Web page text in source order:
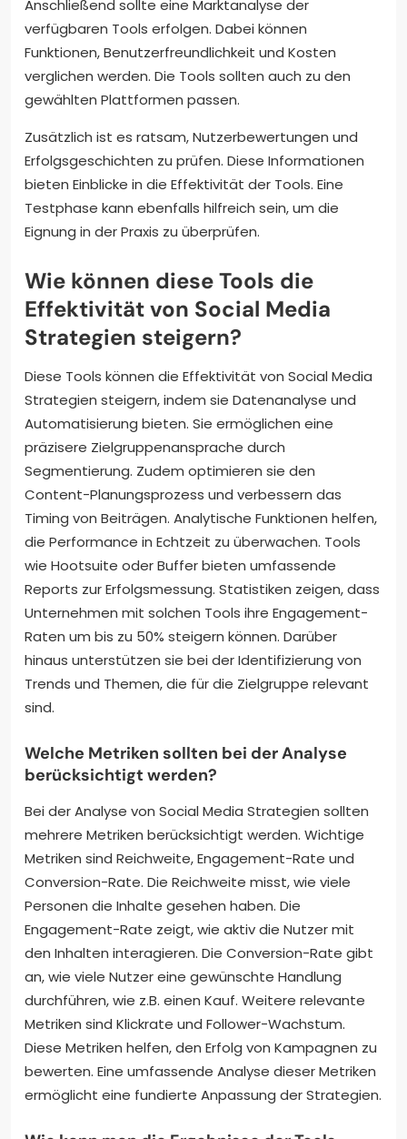
Anschließend sollte eine Marktanalyse der
verfügbaren Tools erfolgen. Dabei können
Funktionen, Benutzerfreundlichkeit und Kosten
verglichen werden. Die Tools sollten auch zu den
gewählten Plattformen passen.
Zusätzlich ist es ratsam, Nutzerbewertungen und
Erfolgsgeschichten zu prüfen. Diese Informationen
bieten Einblicke in die Effektivität der Tools. Eine
Testphase kann ebenfalls hilfreich sein, um die
Eignung in der Praxis zu überprüfen.
Wie können diese Tools die
Effektivität von Social Media
Strategien steigern?
Diese Tools können die Effektivität von Social Media
Strategien steigern, indem sie Datenanalyse und
Automatisierung bieten. Sie ermöglichen eine
präzisere Zielgruppenansprache durch
Segmentierung. Zudem optimieren sie den
Content-Planungsprozess und verbessern das
Timing von Beiträgen. Analytische Funktionen helfen,
die Performance in Echtzeit zu überwachen. Tools
wie Hootsuite oder Buffer bieten umfassende
Reports zur Erfolgsmessung. Statistiken zeigen, dass
Unternehmen mit solchen Tools ihre Engagement-
Raten um bis zu 50% steigern können. Darüber
hinaus unterstützen sie bei der Identifizierung von
Trends und Themen, die für die Zielgruppe relevant
sind.
Welche Metriken sollten bei der Analyse
berücksichtigt werden?
Bei der Analyse von Social Media Strategien sollten
mehrere Metriken berücksichtigt werden. Wichtige
Metriken sind Reichweite, Engagement-Rate und
Conversion-Rate. Die Reichweite misst, wie viele
Personen die Inhalte gesehen haben. Die
Engagement-Rate zeigt, wie aktiv die Nutzer mit
den Inhalten interagieren. Die Conversion-Rate gibt
an, wie viele Nutzer eine gewünschte Handlung
durchführen, wie z.B. einen Kauf. Weitere relevante
Metriken sind Klickrate und Follower-Wachstum.
Diese Metriken helfen, den Erfolg von Kampagnen zu
bewerten. Eine umfassende Analyse dieser Metriken
ermöglicht eine fundierte Anpassung der Strategien.